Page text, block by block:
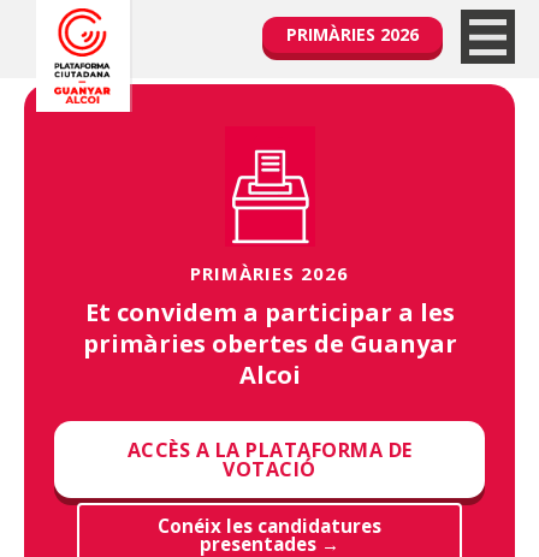
PRIMÀRIES 2026
Et convidem a participar a les
primàries obertes de Guanyar
Alcoi
ACCÈS A LA PLATAFORMA DE
VOTACIÓ
Conéix les candidatures
presentades →
PRIMÀRIES 2026